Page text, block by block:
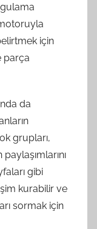
için
parça
da
grupları,
gibi
kurabilir ve
sormak için